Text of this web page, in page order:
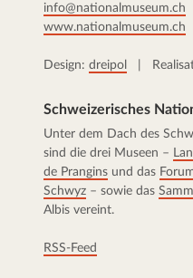
info@nationalmuseum.ch
www.nationalmuseum.ch
Design: dreipol |
Schweizerisches
Unter dem Dach des
sind die drei Museen –
de Prangins und das
Schwyz – sowie das
Albis vereint.
RSS-Feed